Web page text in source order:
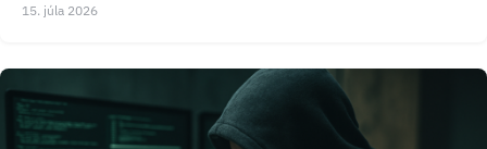
15. júla 2026